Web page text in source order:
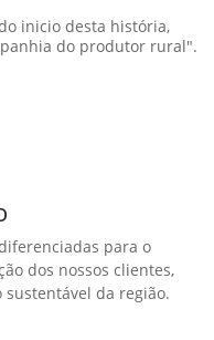
inicio desta história,
do produtor rural".
para o
dos nossos clientes,
da região.